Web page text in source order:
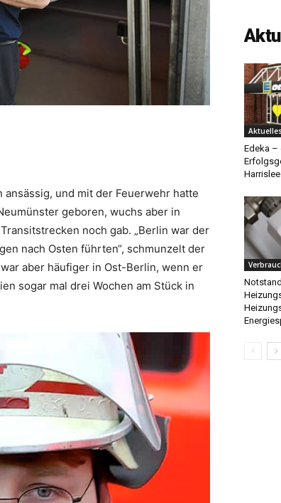
und mit der Feuerwehr hatte
geboren, wuchs aber in
noch gab. „Berlin war der
nach Osten führten“, schmunzelt der
aber häufiger in Ost-Berlin, wenn er
sogar mal drei Wochen am Stück in
Aktuelles
Edeka –